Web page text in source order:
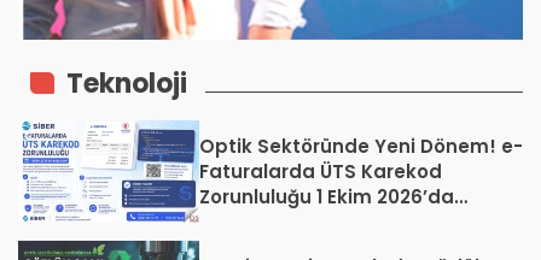
Teknoloji
Optik Sektöründe Yeni Dönem! e-
Faturalarda ÜTS Karekod
Zorunluluğu 1 Ekim 2026’da